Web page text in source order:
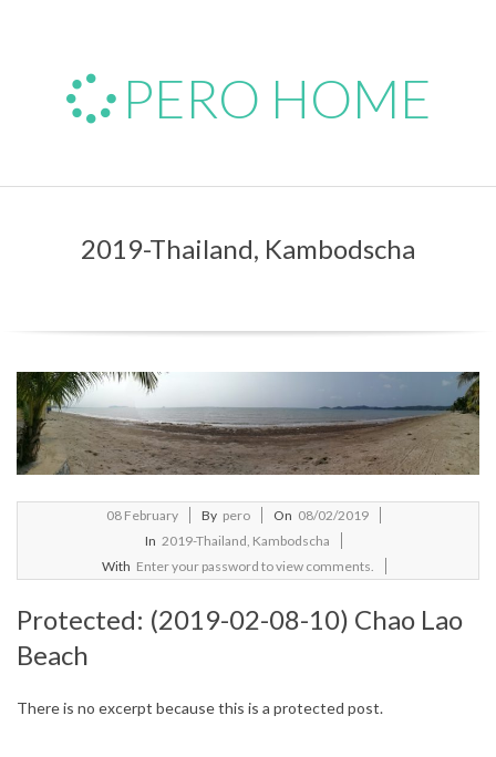
PERO HOME
2019-Thailand, Kambodscha
08 February By pero On 08/02/2019
In 2019-Thailand, Kambodscha
With Enter your password to view comments.
Protected: (2019-02-08-10) Chao Lao
Beach
There is no excerpt because this is a protected post.